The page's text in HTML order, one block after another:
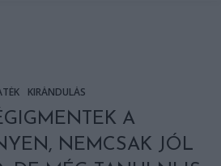
KIRÁNDULÁS
A
NEMCSAK JÓL